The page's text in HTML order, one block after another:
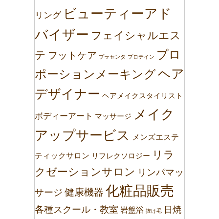
リング ビューティーアド
バイザー フェイシャルエス
テ フットケア プラセンタ プロテイン プロ
ポーションメーキングヘア
デザイナー ヘアメイクスタイリスト
ボディーアート マッサージ メイク
アップサービス
メンズエステ
ティックサロン リフレクソロジー リラ
クゼーションサロン リンパマッ
サージ 健康機器 化粧品販売
各種スクール・教室 岩盤浴 抜け毛 日焼